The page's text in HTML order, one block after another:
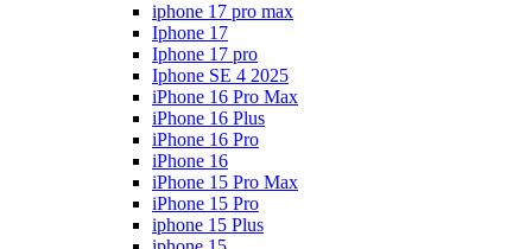
iphone 17 pro max
Iphone 17
Iphone 17 pro
Iphone SE 4 2025
iPhone 16 Pro Max
iPhone 16 Plus
iPhone 16 Pro
iPhone 16
iPhone 15 Pro Max
iPhone 15 Pro
iphone 15 Plus